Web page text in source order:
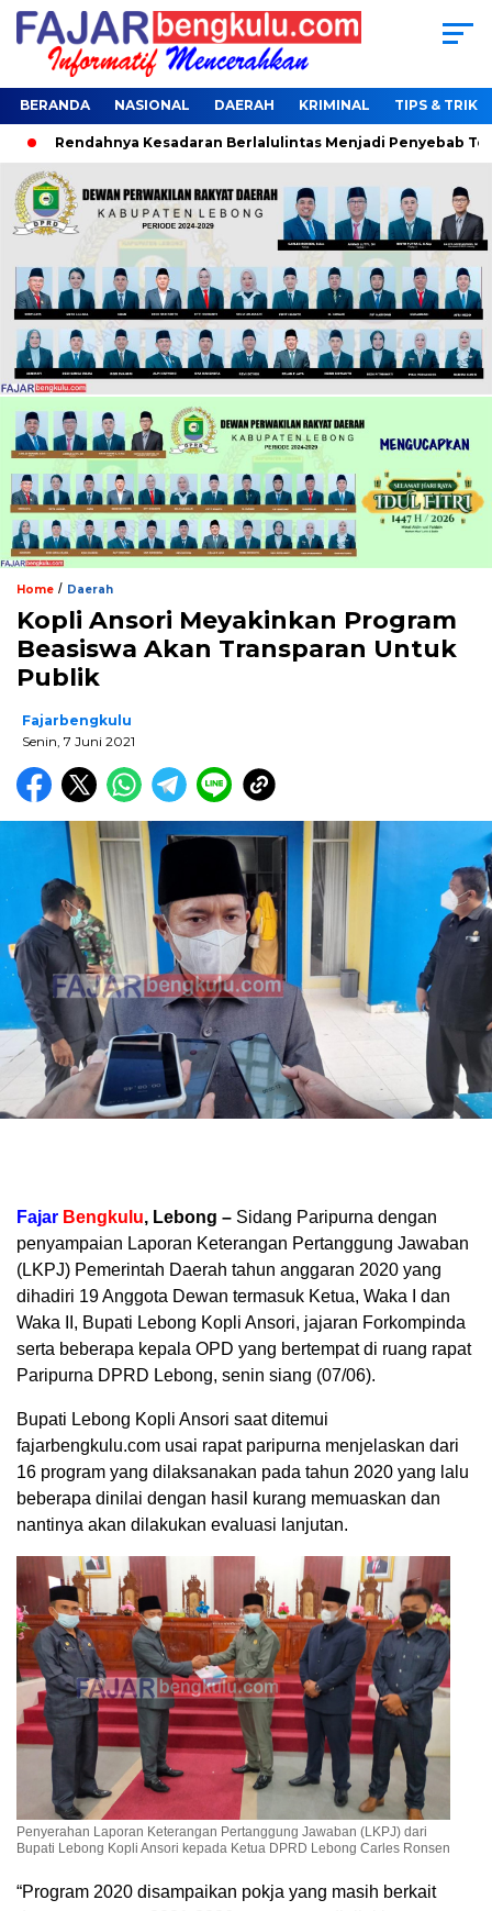
BERANDA NASIONAL DAERAH KRIMINAL TIPS & TRIK
Kesadaran Berlalulintas Menjadi Penyebab Terjaring
Home / Daerah
Kopli Ansori Meyakinkan Program
Beasiswa Akan Transparan Untuk
Publik
Fajarbengkulu
Senin, 7 Juni 2021
Fajar Bengkulu, Lebong – Sidang Paripurna dengan
penyampaian Laporan Keterangan Pertanggung Jawaban
(LKPJ) Pemerintah Daerah tahun anggaran 2020 yang
dihadiri 19 Anggota Dewan termasuk Ketua, Waka I dan
Waka II, Bupati Lebong Kopli Ansori, jajaran Forkompinda
serta beberapa kepala OPD yang bertempat di ruang rapat
Paripurna DPRD Lebong, senin siang (07/06).
Bupati Lebong Kopli Ansori saat ditemui
fajarbengkulu.com usai rapat paripurna menjelaskan dari
16 program yang dilaksanakan pada tahun 2020 yang lalu
beberapa dinilai dengan hasil kurang memuaskan dan
nantinya akan dilakukan evaluasi lanjutan.
Penyerahan Laporan Keterangan Pertanggung Jawaban (LKPJ) dari
Bupati Lebong Kopli Ansori kepada Ketua DPRD Lebong Carles Ronsen
“Program 2020 disampaikan pokja yang masih berkait